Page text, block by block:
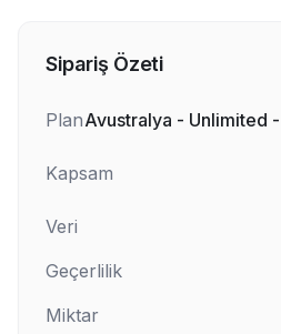
Sipariş Özeti
PlanAvustralya - Unlimited
Kapsam
Veri
Geçerlilik
Miktar